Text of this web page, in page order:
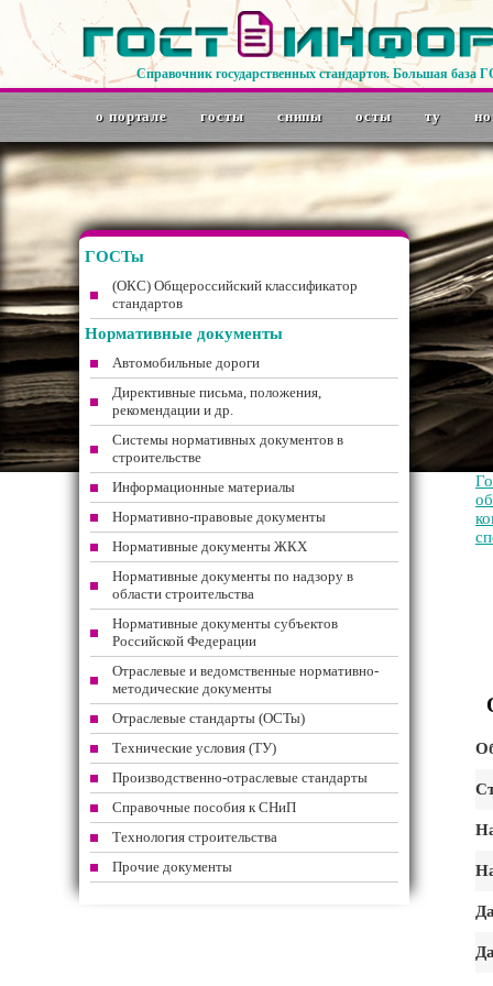
Справочник государственных стандартов. Большая база
о портале госты снипы осты ту
ГОСТы
(ОКС) Общероссийский классификатор
стандартов
Нормативные документы
Автомобильные дороги
Директивные письма, положения,
рекомендации и др.
Системы нормативных документов в
строительстве
Информационные материалы
Нормативно-правовые документы
Нормативные документы ЖКХ
Нормативные документы по надзору в
области строительства
Нормативные документы субъектов
Российской Федерации
Отраслевые и ведомственные нормативно-
методические документы
Отраслевые стандарты (ОСТы)
Технические условия (ТУ)
Производственно-отраслевые стандарты
Справочные пособия к СНиП
Технология строительства
Прочие документы